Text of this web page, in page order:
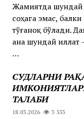
Жамиятда шундай
соҳага эмас,
тўғаноқ бўлади.
ана шундай иллат
…
СУДЛАРНИ
ТАЛАБИ
18.03.2026 3 553